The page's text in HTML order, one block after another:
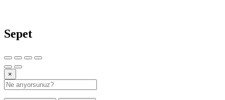
Sepet
×